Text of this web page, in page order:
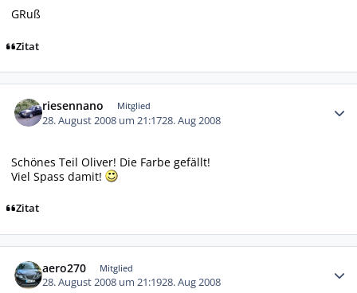
GRuß
Zitat
riesennano Mitglied
28. August 2008 um 21:1728. Aug 2008
Schönes Teil Oliver! Die Farbe gefällt!
Viel Spass damit!
Zitat
aero270 Mitglied
28. August 2008 um 21:1928. Aug 2008